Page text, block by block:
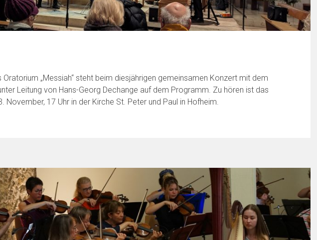
Oratorium „Messiah“ steht beim diesjährigen gemeinsamen Konzert mit dem
Leitung von Hans-Georg Dechange auf dem Programm. Zu hören ist das
November, 17 Uhr in der Kirche St. Peter und Paul in Hofheim.